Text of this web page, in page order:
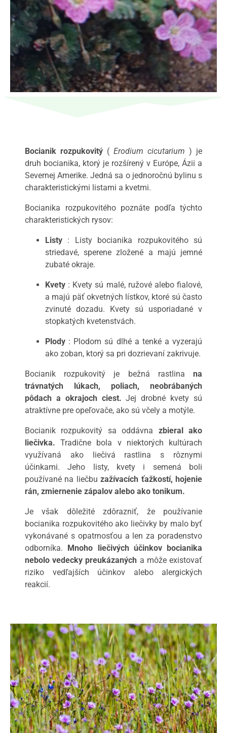
Bocianik rozpukovitý ( Erodium cicutarium ) je
druh bocianika, ktorý je rozšírený v Európe, Ázii a
Severnej Amerike. Jedná sa o jednoročnú bylinu s
charakteristickými listami a kvetmi.
Bocianika rozpukovitého poznáte podľa týchto
charakteristických rysov:
Listy : Listy bocianika rozpukovitého sú
striedavé, sperene zložené a majú jemné
zubaté okraje.
Kvety : Kvety sú malé, ružové alebo fialové,
a majú päť okvetných lístkov, ktoré sú často
zvinuté dozadu. Kvety sú usporiadané v
stopkatých kvetenstvách.
Plody : Plodom sú dlhé a tenké a vyzerajú
ako zoban, ktorý sa pri dozrievaní zakrivuje.
Bocianik rozpukovitý je bežná rastlina na
trávnatých lúkach, poliach, neobrábaných
pôdach a okrajoch ciest. Jej drobné kvety sú
atraktívne pre opeľovače, ako sú včely a motýle.
Bocianik rozpukovitý sa oddávna zbieral ako
liečivka. Tradične bola v niektorých kultúrach
využívaná ako liečivá rastlina s rôznymi
účinkami. Jeho listy, kvety i semená boli
používané na liečbuzažívacích ťažkostí, hojenie
rán, zmiernenie zápalov alebo ako tonikum.
Je však dôležité zdôrazniť, že používanie
bocianika rozpukovitého ako liečivky by malo byť
vykonávané s opatrnosťou a len za poradenstvo
odborníka. Mnoho liečivých účinkov bocianika
nebolo vedecky preukázaných a môže existovať
riziko vedľajších účinkov alebo alergických
reakcií.